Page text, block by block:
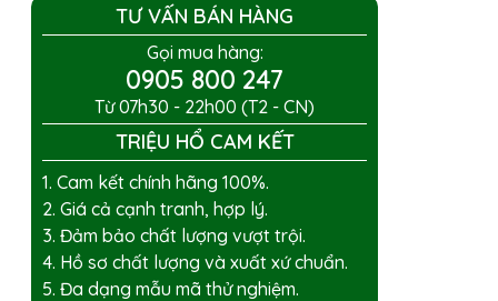
TƯ VẤN BÁN HÀNG
Gọi mua hàng:
0905 800 247
Từ 07h30 - 22h00 (T2 - CN)
TRIỆU HỔ CAM KẾT
1. Cam kết chính hãng 100%.
2. Giá cả cạnh tranh, hợp lý.
3. Đảm bảo chất lượng vượt trội.
4. Hồ sơ chất lượng và xuất xứ chuẩn.
5. Đa dạng mẫu mã thử nghiệm.